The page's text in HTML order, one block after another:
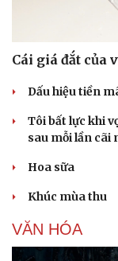
Cái giá đắt của
Dấu hiệu tiền
Tôi bất lực khi
sau mỗi lần cãi
Hoa sữa
Khúc mùa thu
VĂN HÓA